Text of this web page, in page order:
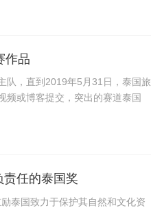
作品
队，直到2019年5月31日，泰国旅
频或博客提交，突出的赛道泰国
任的泰国奖
泰国致力于保护其自然和文化资